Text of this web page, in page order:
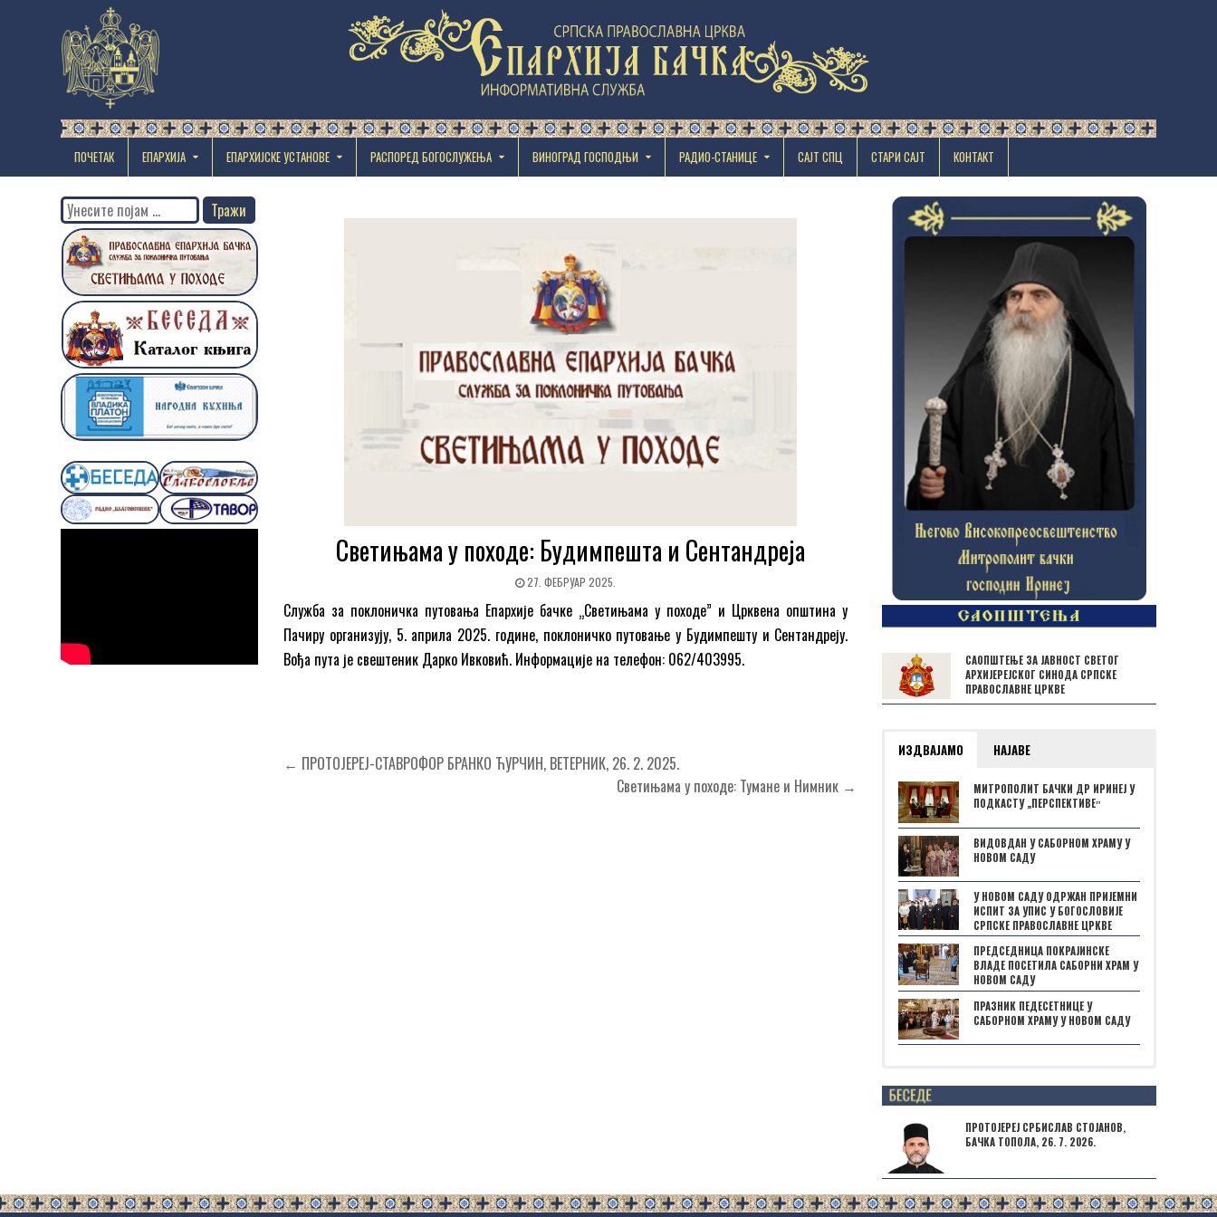
ПОЧЕТАК ЕПАРХИЈА EПАРХИЈСКЕ УСТАНОВЕ РАСПОРЕД БОГОСЛУЖЕЊА ВИНОГРАД ГОСПОДЊИ РАДИО-СТАНИЦЕ САЈТ СПЦ СТАРИ САЈТ КОНТАКТ
Светињама у походе: Будимпешта и Сентандреја
27. ФЕБРУАР 2025.
Служба за поклоничка путовања Епархије бачке „Светињама у походе” и Црквена општина у
Пачиру организују, 5. априла 2025. године, поклоничко путовање у Будимпешту и Сентандреју.
Вођа пута је свештеник Дарко Ивковић. Информације на телефон: 062/403995.
Кретање
← ПРОТОЈЕРЕЈ-СТАВРОФОР БРАНКО ЋУРЧИН, ВЕТЕРНИК, 26. 2. 2025.
Светињама у походе: Тумане и Нимник →
Search
for:
САОПШТЕЊЕ ЗА ЈАВНОСТ СВЕТОГ
АРХИЈЕРЕЈСКОГ СИНОДА СРПСКЕ
ПРАВОСЛАВНЕ ЦРКВЕ
ИЗДВАЈАМО НАЈАВЕ
МИТРОПОЛИТ БАЧКИ ДР ИРИНЕЈ У
ПОДКАСТУ „ПЕРСПЕКТИВЕˮ
ВИДОВДАН У САБОРНОМ ХРАМУ У
НОВОМ САДУ
У НОВОМ САДУ ОДРЖАН ПРИЈЕМНИ
ИСПИТ ЗА УПИС У БОГОСЛОВИЈЕ
СРПСКЕ ПРАВОСЛАВНЕ ЦРКВЕ
ПРЕДСЕДНИЦА ПОКРАЈИНСКЕ
ВЛАДЕ ПОСЕТИЛА САБОРНИ ХРАМ У
НОВОМ САДУ
ПРАЗНИК ПЕДЕСЕТНИЦЕ У
САБОРНОМ ХРАМУ У НОВОМ САДУ
Posts not found
ПРОТОЈЕРЕЈ СРБИСЛАВ СТОЈАНОВ,
БАЧКА ТОПОЛА, 26. 7. 2026.